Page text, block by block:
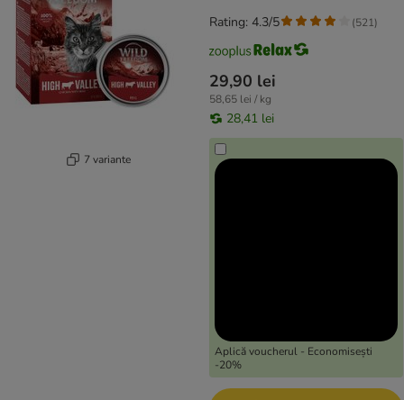
7 variante
29,90 lei
58,65 lei / kg
28,41 lei
Aplică voucherul - Economisești
-20%
Rating: 4.3/5 (521)